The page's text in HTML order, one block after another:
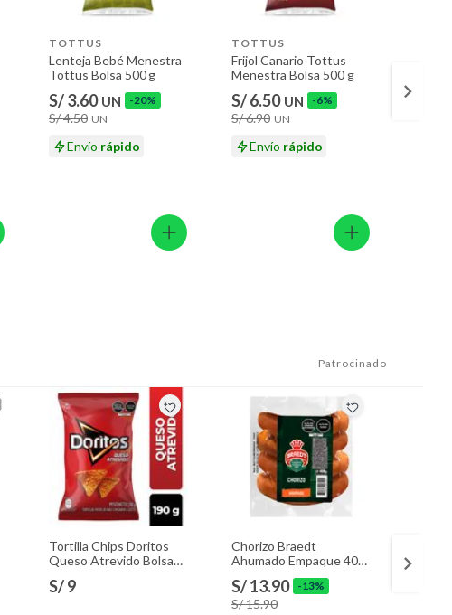
TOTTUS
Lenteja Bebé Menestra
Tottus Bolsa 500 g
S/ 3.60 UN -20%
S/ 4.50 UN
Envío rápido
TOTTUS
Frijol Canario Tottus
Menestra Bolsa 500 g
S/ 6.50 UN -6%
S/ 6.90 UN
Envío rápido
Patrocinado
Tortilla Chips Doritos
Queso Atrevido Bolsa
S/ 9
Chorizo Braedt
Ahumado Empaque 400
S/ 13.90 -13%
S/ 15.90